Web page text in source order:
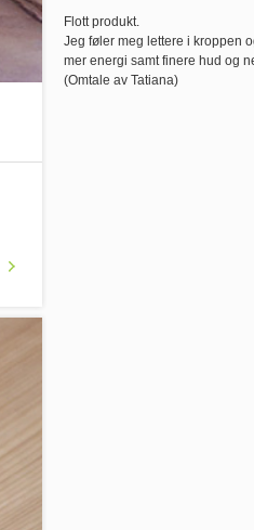
Flott produkt.
Jeg føler meg lettere i kroppen
mer energi samt finere hud og
(Omtale av Tatiana)